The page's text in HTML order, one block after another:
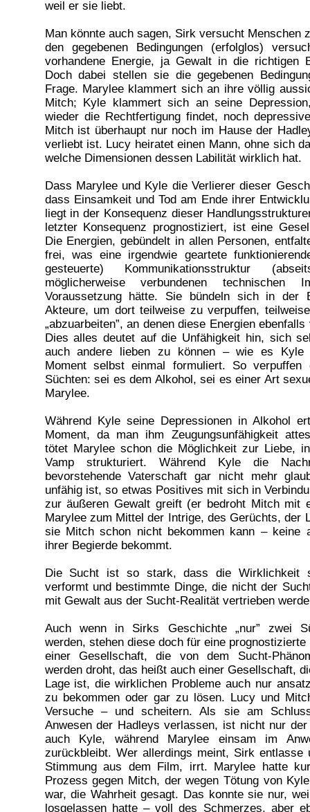
weil er sie liebt.
Man könnte auch sagen, Sirk versucht Menschen
den gegebenen Bedingungen (erfolglos)
vorhandene Energie, ja Gewalt in die richtigen
Doch dabei stellen sie die gegebenen
Frage. Marylee klammert sich an ihre völlig
Mitch; Kyle klammert sich an seine
wieder die Rechtfertigung findet, noch
Mitch ist überhaupt nur noch im Hause der
verliebt ist. Lucy heiratet einen Mann, ohne sich
welche Dimensionen dessen Labilität wirklich hat.
Dass Marylee und Kyle die Verlierer dieser
dass Einsamkeit und Tod am Ende ihrer
liegt in der Konsequenz dieser
letzter Konsequenz prognostiziert, ist eine
Die Energien, gebündelt in allen Personen,
frei, was eine irgendwie geartete
gesteuerte) Kommunikationsstruktur
möglicherweise verbundenen technischen
Voraussetzung hätte. Sie bündeln sich in der
Akteure, um dort teilweise zu verpuffen,
„abzuarbeiten”, an denen diese Energien
Dies alles deutet auf die Unfähigkeit hin, sich
auch andere lieben zu können – wie es Kyle
Moment selbst einmal formuliert. So verpuffen
Süchten: sei es dem Alkohol, sei es einer Art
Marylee.
Während Kyle seine Depressionen in Alkohol
Moment, da man ihm Zeugungsunfähigkeit
tötet Marylee schon die Möglichkeit zur Liebe,
Vamp strukturiert. Während Kyle die
bevorstehende Vaterschaft gar nicht mehr
unfähig ist, so etwas Positives mit sich in
zur äußeren Gewalt greift (er bedroht Mitch mit
Marylee zum Mittel der Intrige, des Gerüchts, der
sie Mitch schon nicht bekommen kann – keine
ihrer Begierde bekommt.
Die Sucht ist so stark, dass die Wirklichkeit
verformt und bestimmte Dinge, die nicht der
mit Gewalt aus der Sucht-Realität vertrieben
Auch wenn in Sirks Geschichte „nur” zwei
werden, stehen diese doch für eine
einer Gesellschaft, die von dem Sucht-
werden droht, das heißt auch einer Gesellschaft,
Lage ist, die wirklichen Probleme auch nur
zu bekommen oder gar zu lösen. Lucy und
Versuche – und scheitern. Als sie am
Anwesen der Hadleys verlassen, ist nicht nur
auch Kyle, während Marylee einsam im
zurückbleibt. Wer allerdings meint, Sirk entlasse
Stimmung aus dem Film, irrt. Marylee hatte
Prozess gegen Mitch, der wegen Tötung von
war, die Wahrheit gesagt. Das konnte sie nur,
losgelassen hatte – voll des Schmerzes, aber